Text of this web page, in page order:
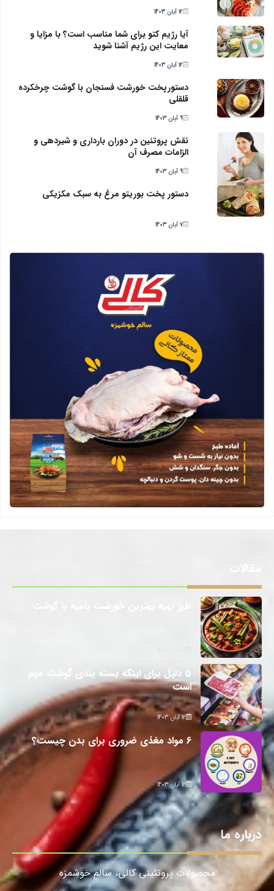
12 آبان 1403
آیا رژیم کتو برای شما مناسب است؟ با مزایا و
معایت این رژیم آشنا شوید
12 آبان 1403
دستورپخت خورشت فسنجان با گوشت چرخکرده
قلقلی
9 آبان 1403
نقش پروتئین در دوران بارداری و شیردهی و
الزامات مصرف آن
9 آبان 1403
دستور پخت بوریتو مرغ به سبک مکزیکی
7 آبان 1403
5 دلیل برای اینکه بسته بندی گوشت مهم
است
12 آبان 1403
6 مواد مغذی ضروری برای بدن چیست؟
12 آبان 1403
درباره ما
محصولات پروتئینی کالی، سالمِ خوشمزه